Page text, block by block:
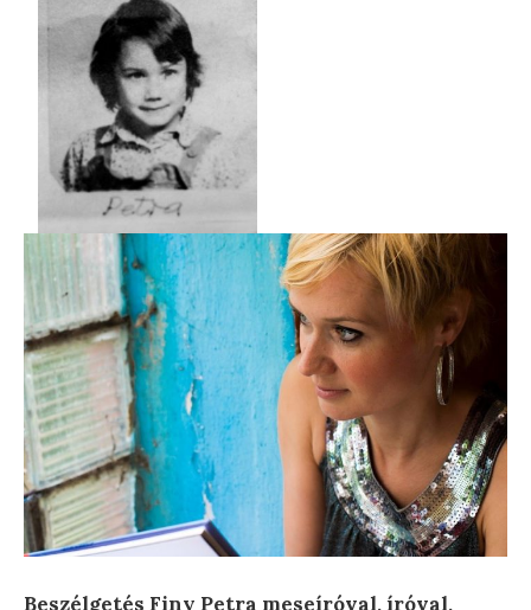
Beszélgetés Finy Petra meseíróval, íróval,